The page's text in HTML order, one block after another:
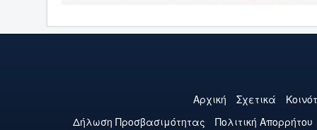
Αρχική Σχετικά
Δήλωση Προσβασιμότητας
Πολιτική Aπορρήτου